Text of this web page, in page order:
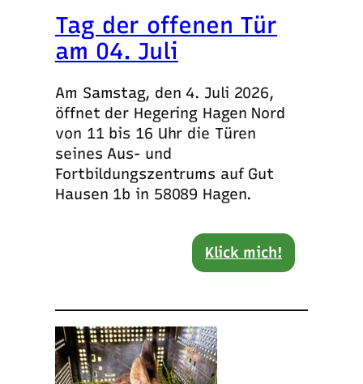
Tag der offenen Tür
am 04. Juli
Am Samstag, den 4. Juli 2026,
öffnet der Hegering Hagen Nord
von 11 bis 16 Uhr die Türen
seines Aus- und
Fortbildungszentrums auf Gut
Hausen 1b in 58089 Hagen.
Klick mich!